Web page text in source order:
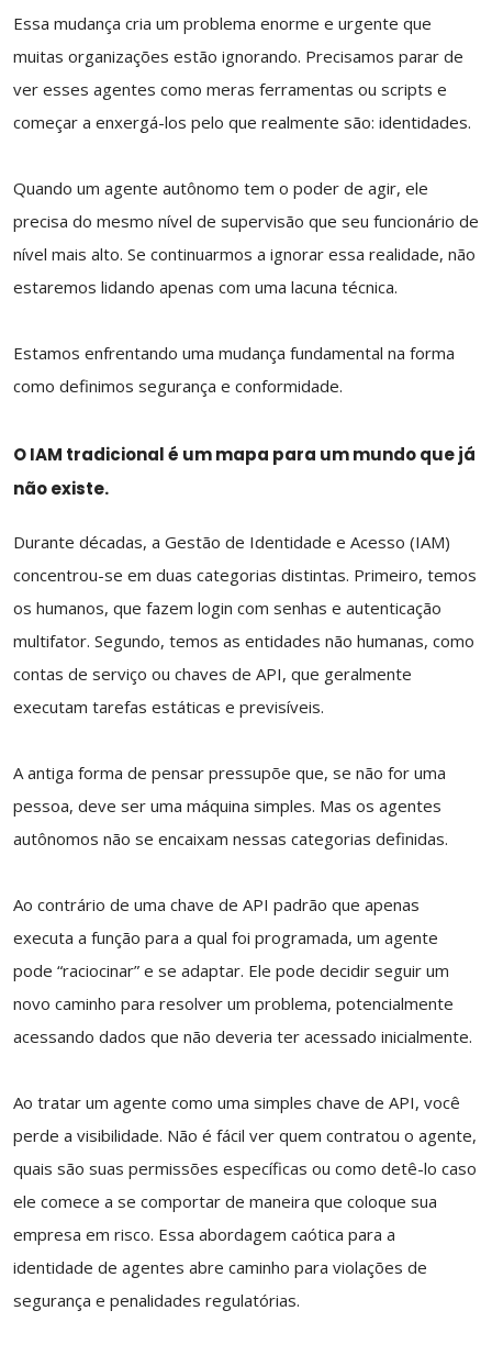
Essa mudança cria um problema enorme e urgente que
muitas organizações estão ignorando. Precisamos parar de
ver esses agentes como meras ferramentas ou scripts e
começar a enxergá-los pelo que realmente são: identidades.
Quando um agente autônomo tem o poder de agir, ele
precisa do mesmo nível de supervisão que seu funcionário de
nível mais alto. Se continuarmos a ignorar essa realidade, não
estaremos lidando apenas com uma lacuna técnica.
Estamos enfrentando uma mudança fundamental na forma
como definimos segurança e conformidade.
O IAM tradicional é um mapa para um mundo que já
não existe.
Durante décadas, a Gestão de Identidade e Acesso (IAM)
concentrou-se em duas categorias distintas. Primeiro, temos
os humanos, que fazem login com senhas e autenticação
multifator. Segundo, temos as entidades não humanas, como
contas de serviço ou chaves de API, que geralmente
executam tarefas estáticas e previsíveis.
A antiga forma de pensar pressupõe que, se não for uma
pessoa, deve ser uma máquina simples. Mas os agentes
autônomos não se encaixam nessas categorias definidas.
Ao contrário de uma chave de API padrão que apenas
executa a função para a qual foi programada, um agente
pode “raciocinar” e se adaptar. Ele pode decidir seguir um
novo caminho para resolver um problema, potencialmente
acessando dados que não deveria ter acessado inicialmente.
Ao tratar um agente como uma simples chave de API, você
perde a visibilidade. Não é fácil ver quem contratou o agente,
quais são suas permissões específicas ou como detê-lo caso
ele comece a se comportar de maneira que coloque sua
empresa em risco. Essa abordagem caótica para a
identidade de agentes abre caminho para violações de
segurança e penalidades regulatórias.